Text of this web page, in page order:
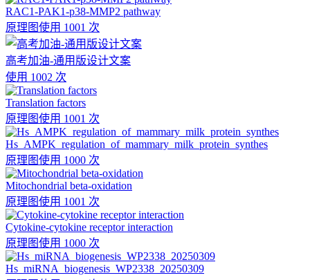
RAC1-PAK1-p38-MMP2 pathway
原理图使用 1001 次
高考加油-通用版设计文案
使用 1002 次
Translation factors
原理图使用 1001 次
Hs_AMPK_regulation_of_mammary_milk_protein_synthes
原理图使用 1000 次
Mitochondrial beta-oxidation
原理图使用 1001 次
Cytokine-cytokine receptor interaction
原理图使用 1000 次
Hs_miRNA_biogenesis_WP2338_20250309